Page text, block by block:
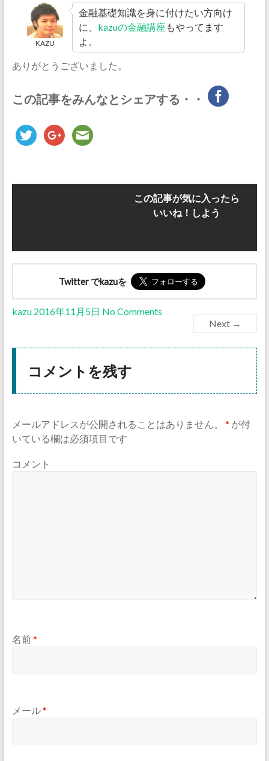
KAZU
金融基礎知識を身に付けたい方向け
に、 kazuの金融講座 もやってます
よ。
ありがとうございました。
この記事をみんなとシェアする・・
この記事が気に入ったら
いいね！しよう
Twitter でkazuを
kazu 2016年11月5日 No Comments
Next →
コメントを残す
メールアドレスが公開されることはありません。 * が付
いている欄は必須項目です
コメント
名前*
メール*